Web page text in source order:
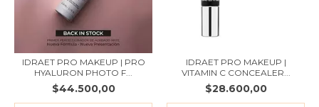
IDRAET PRO MAKEUP | PRO
HYALURON PHOTO F...
$44.500,00
IDRAET PRO MAKEUP |
VITAMIN C CONCEALER...
$28.600,00